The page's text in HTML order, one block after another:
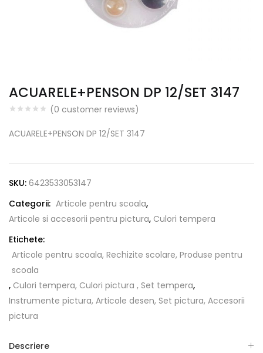
ACUARELE+PENSON DP 12/SET 3147
(0 customer reviews)
ACUARELE+PENSON DP 12/SET 3147
SKU: 6423533053147
Categorii: Articole pentru scoala,
Articole si accesorii pentru pictura, Culori tempera
Etichete:
Articole pentru scoala, Rechizite scolare, Produse pentru
scoala
, Culori tempera, Culori pictura , Set tempera,
Instrumente pictura, Articole desen, Set pictura, Accesorii
pictura
Descriere